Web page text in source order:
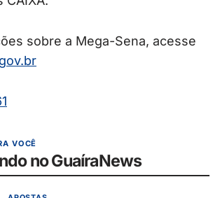
sobre a Mega-Sena, acesse
VOCÊ
no GuaíraNews